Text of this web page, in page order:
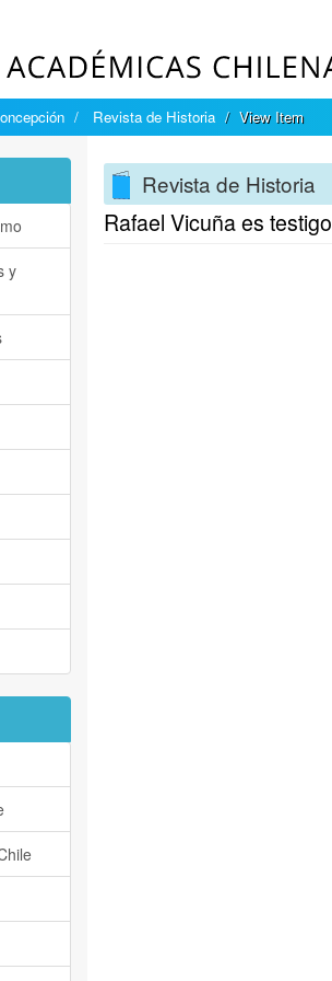
Revista de Historia View Item
Revista de Historia
Rafael Vicuña es
y